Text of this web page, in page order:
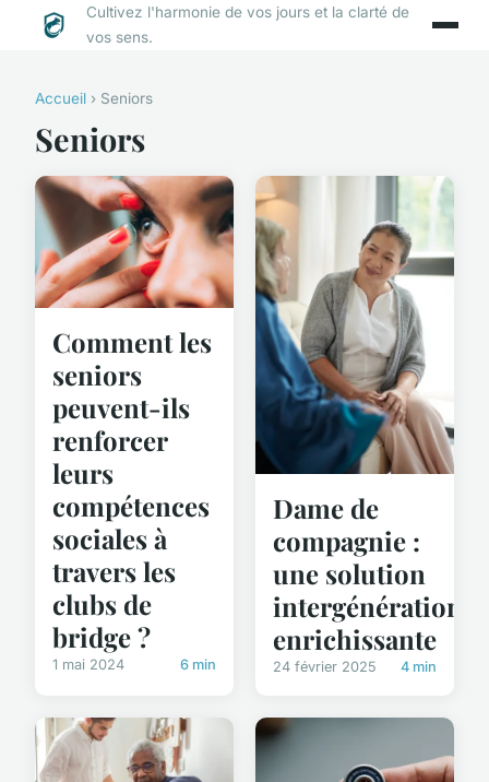
Cultivez l'harmonie de vos jours et la clarté de
vos sens.
Accueil › Seniors
Seniors
Comment les
seniors
peuvent-ils
renforcer
leurs
compétences
sociales à
travers les
clubs de
bridge ?
1 mai 2024 6 min
Dame de
compagnie :
une solution
enrichissante
24 février 2025 4 min